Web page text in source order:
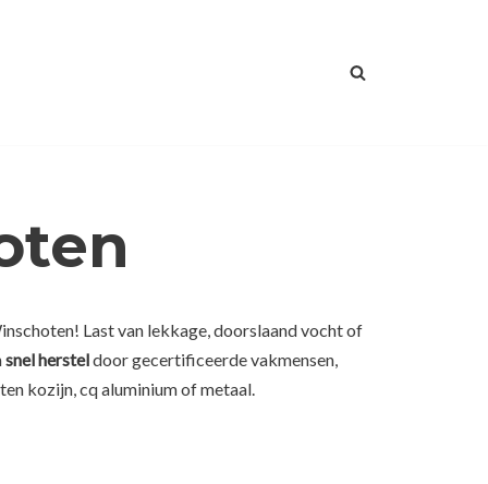
Last van lekkage, doorslaand vocht of
snel hersteldoor gecertificeerde vakmensen,
kozijn, cq aluminium of metaal.